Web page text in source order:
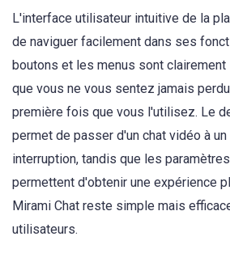
L'interface utilisateur intuitive de la
de naviguer facilement dans ses
boutons et les menus sont
que vous ne vous sentez jamais
première fois que vous l'utilisez. Le
permet de passer d'un chat vidéo à
interruption, tandis que les
permettent d'obtenir une expérience
Mirami Chat reste simple mais
utilisateurs.